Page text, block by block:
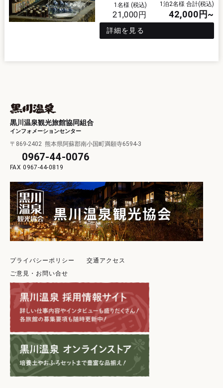
1名様 (税込)
21,000円
1泊2名様 合計(税込)
42,000 円~
詳細を見る
黒川温泉観光旅館協同組合
インフォメーションセンター
〒869-2402 熊本県阿蘇郡南小国町満願寺6594-3
0967-44-0076
0967-44-0819
プライバシーポリシー
交通アクセス
ご意見・お問い合せ